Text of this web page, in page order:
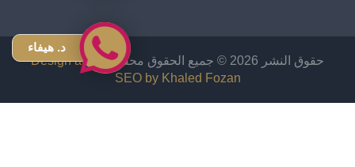
حقوق النشر 2026 © جميع الحقوق محفوظة
Design and
SEO by Khaled Fozan
د. هيفاء